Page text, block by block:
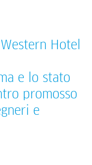
Hotel
e lo stato
promosso
e